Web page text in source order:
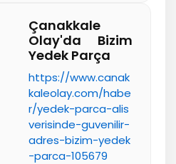
Çanakkale
Olay'da Bizim
Yedek Parça
https://www.canak
kaleolay.com/habe
r/yedek-parca-alis
verisinde-guvenilir-
adres-bizim-yedek
-parca-105679